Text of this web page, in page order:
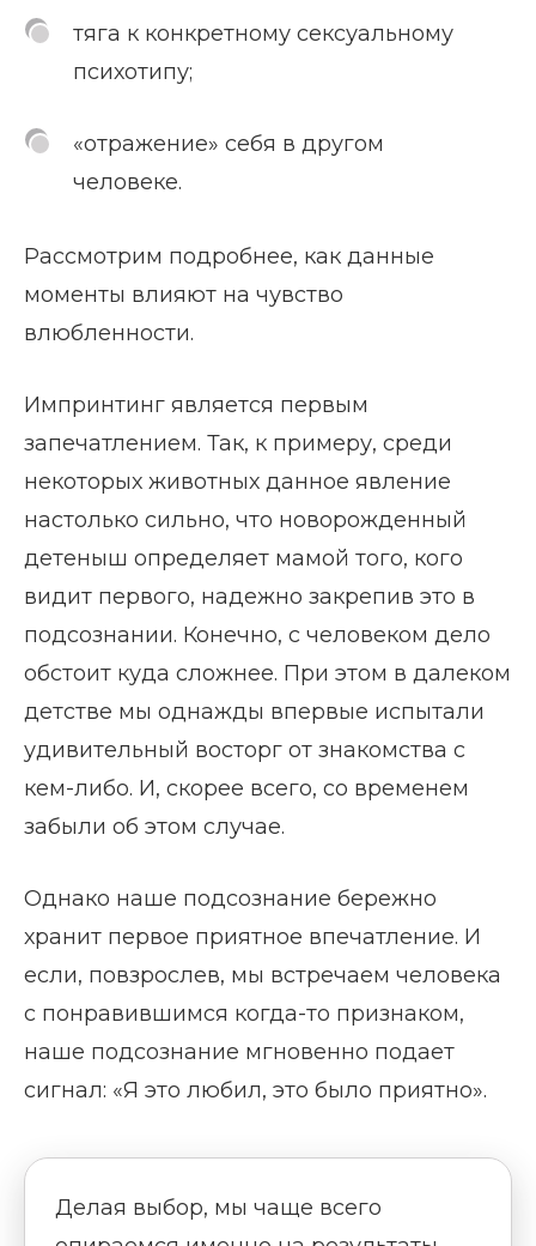
тяга к конкретному сексуальному
психотипу;
«отражение» себя в другом
человеке.
Рассмотрим подробнее, как данные
моменты влияют на чувство
влюбленности.
Импринтинг является первым
запечатлением. Так, к примеру, среди
некоторых животных данное явление
настолько сильно, что новорожденный
детеныш определяет мамой того, кого
видит первого, надежно закрепив это в
подсознании. Конечно, с человеком дело
обстоит куда сложнее. При этом в далеком
детстве мы однажды впервые испытали
удивительный восторг от знакомства с
кем-либо. И, скорее всего, со временем
забыли об этом случае.
Однако наше подсознание бережно
хранит первое приятное впечатление. И
если, повзрослев, мы встречаем человека
с понравившимся когда-то признаком,
наше подсознание мгновенно подает
сигнал: «Я это любил, это было приятно».
Делая выбор, мы чаще всего